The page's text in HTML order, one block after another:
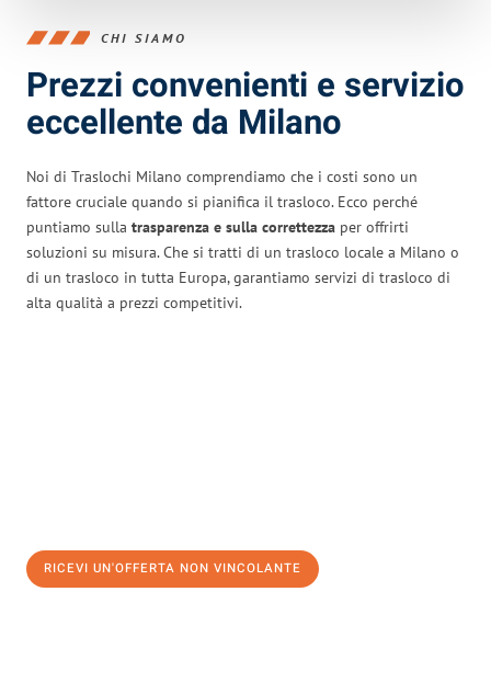
CHI SIAMO
Prezzi convenienti e servizio
eccellente da Milano
Noi di Traslochi Milano comprendiamo che i costi sono un
fattore cruciale quando si pianifica il trasloco. Ecco perché
puntiamo sulla trasparenza e sulla correttezza per offrirti
soluzioni su misura. Che si tratti di un trasloco locale a Milano o
di un trasloco in tutta Europa, garantiamo servizi di trasloco di
alta qualità a prezzi competitivi.
RICEVI UN'OFFERTA NON VINCOLANTE